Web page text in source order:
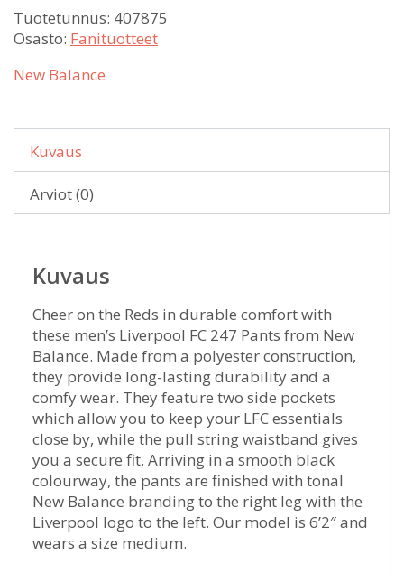
Tuotetunnus: 407875
Osasto: Fanituotteet
New Balance
Kuvaus
Arviot (0)
Kuvaus
Cheer on the Reds in durable comfort with
these men’s Liverpool FC 247 Pants from New
Balance. Made from a polyester construction,
they provide long-lasting durability and a
comfy wear. They feature two side pockets
which allow you to keep your LFC essentials
close by, while the pull string waistband gives
you a secure fit. Arriving in a smooth black
colourway, the pants are finished with tonal
New Balance branding to the right leg with the
Liverpool logo to the left. Our model is 6’2″ and
wears a size medium.